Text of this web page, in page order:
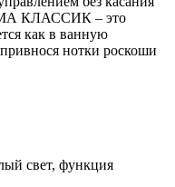
КЛАССИК – это
как в ванную
нотки роскоши
свет, функция